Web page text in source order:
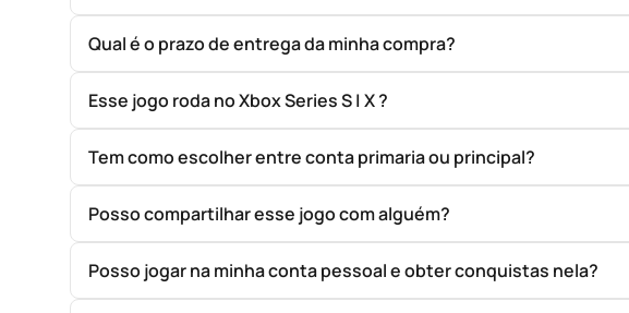
Qual é o prazo de entrega da minha compra?
Esse jogo roda no Xbox Series S | X ?
Tem como escolher entre conta primaria ou principal?
Posso compartilhar esse jogo com alguém?
Posso jogar na minha conta pessoal e obter conquistas nela?